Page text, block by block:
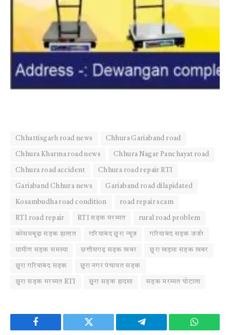
Chhattisgarh road news Chhura Gariaband road
Chhura Kharma road news Chhura Nagar Panchayat road
Chhura road accident Chhura road repair RTI
Gariaband Chhura news Gariaband road dilapidated
Kosambudha road condition road repair scam
RTI road repair RTI सड़क मरम्मत rural road problem
कोसमबूढ़ा सड़क हालात गरियाबंद छुरा न्यूज गरियाबंद सड़क जर्जर
ग्रामीण सड़क समस्या छत्तीसगढ़ सड़क खबर छुरा खड़मा सड़क खबर
छुरा गरियाबंद सड़क छुरा नगर पंचायत सड़क
छुरा सड़क मरम्मत RTI छुरा सड़क हादसा सड़क मरम्मत घोटाला
Facebook Twitter Telegram